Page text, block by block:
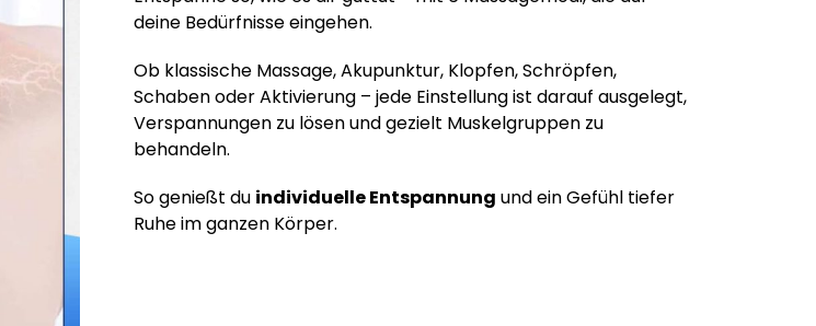
deine Bedürfnisse eingehen.
Ob klassische Massage, Akupunktur, Klopfen, Schröpfen,
Schaben oder Aktivierung – jede Einstellung ist darauf ausgelegt,
Verspannungen zu lösen und gezielt Muskelgruppen zu
behandeln.
So genießt du individuelle Entspannung und ein Gefühl tiefer
Ruhe im ganzen Körper.